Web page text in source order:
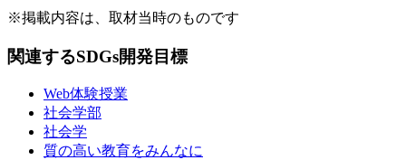
※掲載内容は、取材当時のものです
関連するSDGs開発目標
Web体験授業
社会学部
社会学
質の高い教育をみんなに